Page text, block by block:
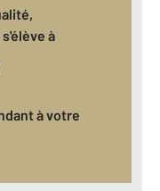
à